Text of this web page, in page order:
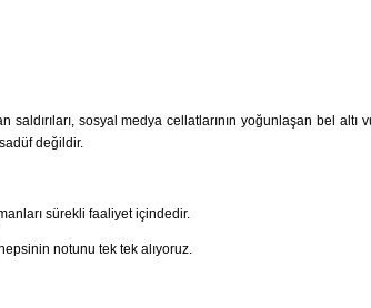
sosyal medya cellatlarının yoğunlaşan bel altı
değildir.
sürekli faaliyet içindedir.
notunu tek tek alıyoruz.